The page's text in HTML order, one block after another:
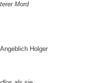
Mord
Holger